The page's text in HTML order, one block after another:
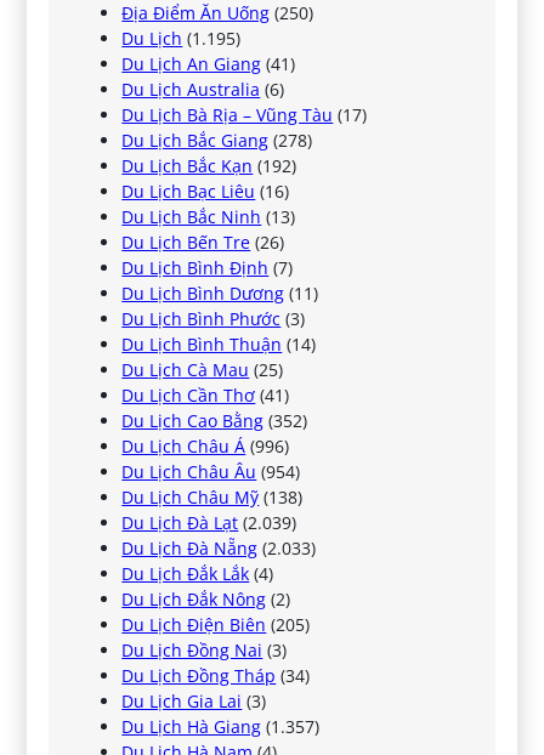
Địa Điểm Ăn Uống (250)
Du Lịch (1.195)
Du Lịch An Giang (41)
Du Lịch Australia (6)
Du Lịch Bà Rịa – Vũng Tàu (17)
Du Lịch Bắc Giang (278)
Du Lịch Bắc Kạn (192)
Du Lịch Bạc Liêu (16)
Du Lịch Bắc Ninh (13)
Du Lịch Bến Tre (26)
Du Lịch Bình Định (7)
Du Lịch Bình Dương (11)
Du Lịch Bình Phước (3)
Du Lịch Bình Thuận (14)
Du Lịch Cà Mau (25)
Du Lịch Cần Thơ (41)
Du Lịch Cao Bằng (352)
Du Lịch Châu Á (996)
Du Lịch Châu Âu (954)
Du Lịch Châu Mỹ (138)
Du Lịch Đà Lạt (2.039)
Du Lịch Đà Nẵng (2.033)
Du Lịch Đắk Lắk (4)
Du Lịch Đắk Nông (2)
Du Lịch Điện Biên (205)
Du Lịch Đồng Nai (3)
Du Lịch Đồng Tháp (34)
Du Lịch Gia Lai (3)
Du Lịch Hà Giang (1.357)